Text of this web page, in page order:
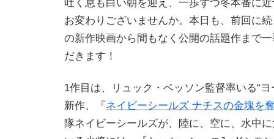
お変わりございませんか。本日も、前回に
の新作映画から間もなく公開の話題作まで
だきます！
1作目は、リュック・ベッソン監督率いる“
新作、『ネイビーシールズ ナチスの金塊を
隊ネイビーシールズが、陸に、空に、水中